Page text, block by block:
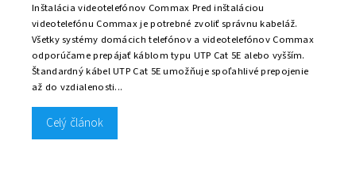
Inštalácia videotelefónov Commax Pred inštaláciou
videotelefónu Commax je potrebné zvoliť správnu kabeláž.
Všetky systémy domácich telefónov a videotelefónov Commax
odporúčame prepájať káblom typu UTP Cat 5E alebo vyšším.
Štandardný kábel UTP Cat 5E umožňuje spoľahlivé prepojenie
až do vzdialenosti...
Celý článok